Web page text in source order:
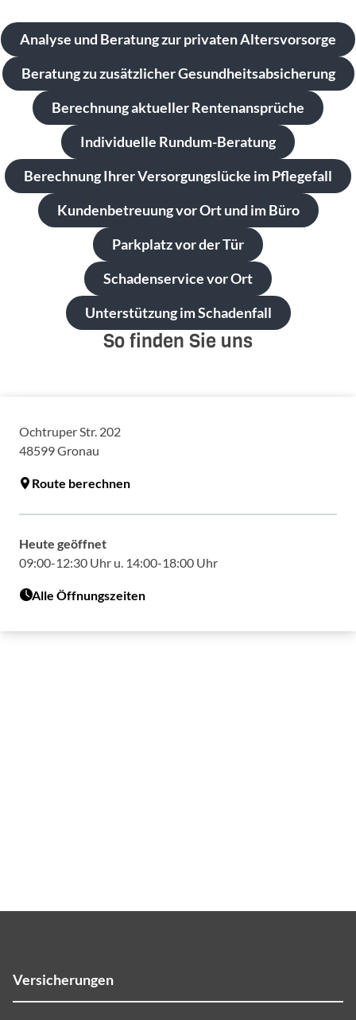
Analyse und Beratung zur privaten Altersvorsorge
Beratung zu zusätzlicher Gesundheitsabsicherung
Berechnung aktueller Rentenansprüche
Individuelle Rundum-Beratung
Berechnung Ihrer Versorgungslücke im Pflegefall
Kundenbetreuung vor Ort und im Büro
Parkplatz vor der Tür
Schadenservice vor Ort
Unterstützung im Schadenfall
So finden Sie uns
Ochtruper Str. 202
48599Gronau
Route berechnen
Heute geöffnet
09:00-12:30 Uhr u. 14:00-18:00 Uhr
Alle Öffnungszeiten
Versicherungen